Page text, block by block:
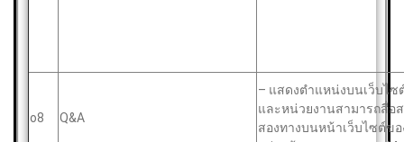
o8 Q&A
– แสดงตำแหน่งบนเว็บไ
และหน่วยงานสามารถสื่อ
สองทางบนหน้าเว็บไซต์ขอ